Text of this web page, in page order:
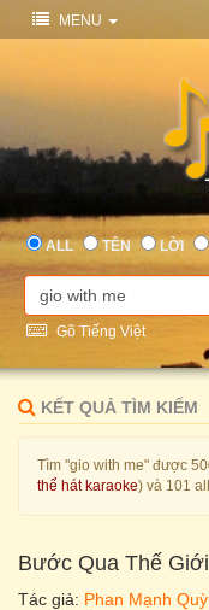
MENU
ALL TÊN LỜI
Gõ Tiếng Việt
KẾT QUẢ TÌM KIẾM
Tìm "gio with me" được
thể hát karaoke) và 101
Bước Qua Thế Giới
Tác giả: Phan Mạnh